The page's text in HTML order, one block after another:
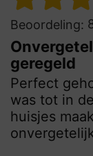
Beoordeling:
geregeld
Perfect
was tot in
huisjes